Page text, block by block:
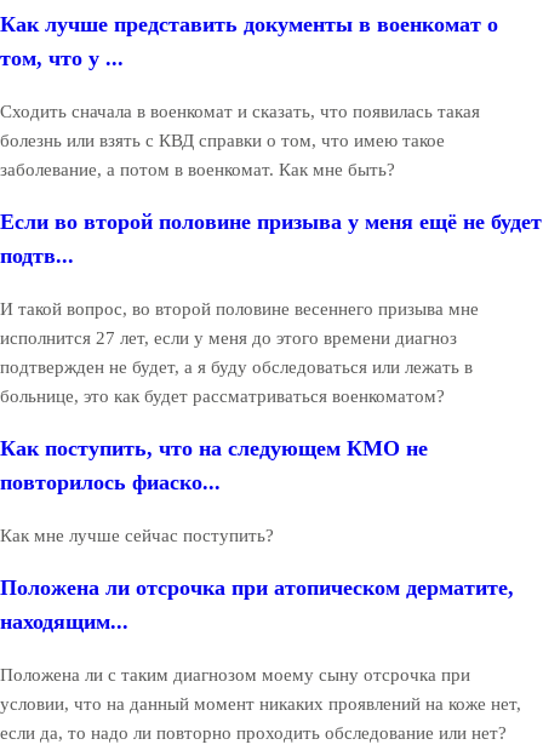
Как лучше представить документы в военкомат о
том, что у ...
Сходить сначала в военкомат и сказать, что появилась такая
болезнь или взять с КВД справки о том, что имею такое
заболевание, а потом в военкомат. Как мне быть?
Если во второй половине призыва у меня ещё не будет
подтв...
И такой вопрос, во второй половине весеннего призыва мне
исполнится 27 лет, если у меня до этого времени диагноз
подтвержден не будет, а я буду обследоваться или лежать в
больнице, это как будет рассматриваться военкоматом?
Как поступить, что на следующем КМО не
повторилось фиаско...
Как мне лучше сейчас поступить?
Положена ли отсрочка при атопическом дерматите,
находящим...
Положена ли с таким диагнозом моему сыну отсрочка при
условии, что на данный момент никаких проявлений на коже нет,
если да, то надо ли повторно проходить обследование или нет?